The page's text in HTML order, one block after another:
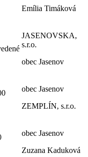
Emília Timáková
JASENOVSKA,
s.r.o.
obec Jasenov
obec Jasenov
ZEMPLÍN, s.r.o.
obec Jasenov
Zuzana Kaduková